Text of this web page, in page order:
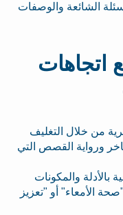
الشائعة والوصفات
اتجاهات
من خلال التغليف
ورواية القصص التي
بالأدلة والمكونات
الأمعاء" أو "تعزيز